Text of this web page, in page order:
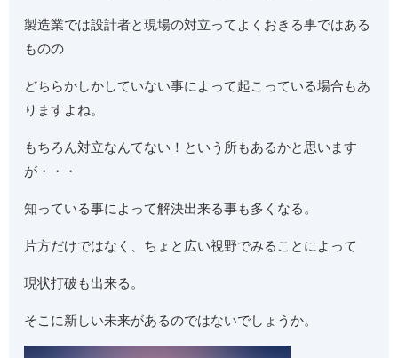
製造業では設計者と現場の対立ってよくおきる事ではある
ものの
どちらかしかしていない事によって起こっている場合もあ
りますよね。
もちろん対立なんてない！という所もあるかと思います
が・・・
知っている事によって解決出来る事も多くなる。
片方だけではなく、ちょと広い視野でみることによって
現状打破も出来る。
そこに新しい未来があるのではないでしょうか。